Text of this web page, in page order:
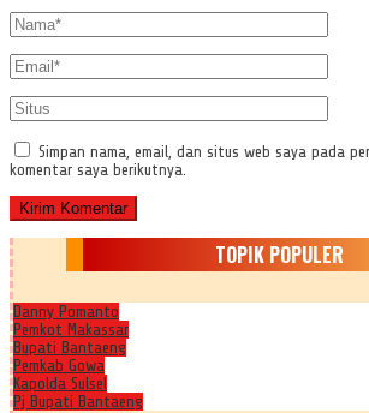
Simpan nama, email, dan situs web saya pada
komentar saya berikutnya.
TOPIK POPULER
Danny Pomanto
Pemkot Makassar
Bupati Bantaeng
Pemkab Gowa
Kapolda Sulsel
Pj Bupati Bantaeng